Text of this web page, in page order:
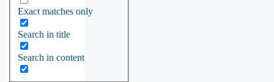
Exact matches only
Search in title
Search in content